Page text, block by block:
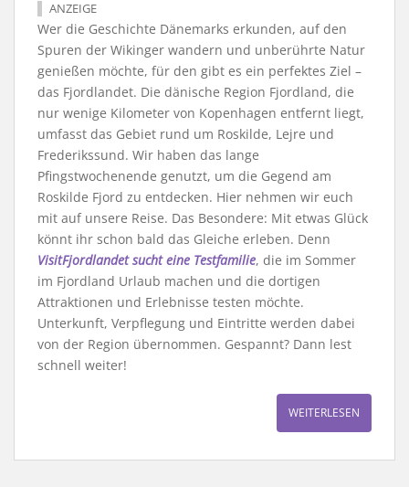
ANZEIGE
Wer die Geschichte Dänemarks erkunden, auf den
Spuren der Wikinger wandern und unberührte Natur
genießen möchte, für den gibt es ein perfektes Ziel –
das Fjordlandet. Die dänische Region Fjordland, die
nur wenige Kilometer von Kopenhagen entfernt liegt,
umfasst das Gebiet rund um Roskilde, Lejre und
Frederikssund. Wir haben das lange
Pfingstwochenende genutzt, um die Gegend am
Roskilde Fjord zu entdecken. Hier nehmen wir euch
mit auf unsere Reise. Das Besondere: Mit etwas Glück
könnt ihr schon bald das Gleiche erleben. Denn
VisitFjordlandet sucht eine Testfamilie, die im Sommer
im Fjordland Urlaub machen und die dortigen
Attraktionen und Erlebnisse testen möchte.
Unterkunft, Verpflegung und Eintritte werden dabei
von der Region übernommen. Gespannt? Dann lest
schnell weiter!
WEITERLESEN